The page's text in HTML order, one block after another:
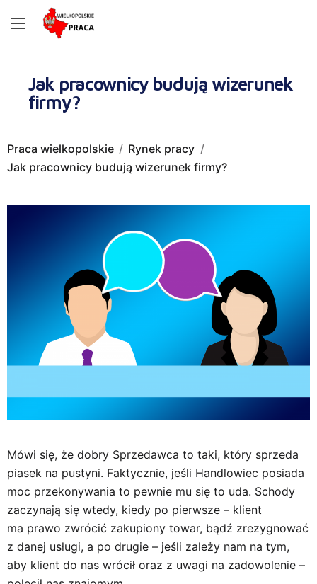
Jak pracownicy budują wizerunek
firmy?
Praca wielkopolskie
Rynek pracy
Jak pracownicy budują wizerunek firmy?
Mówi się, że dobry Sprzedawca to taki, który sprzeda
piasek na pustyni. Faktycznie, jeśli Handlowiec posiada
moc przekonywania to pewnie mu się to uda. Schody
zaczynają się wtedy, kiedy po pierwsze – klient
ma prawo zwrócić zakupiony towar, bądź zrezygnować
z danej usługi, a po drugie – jeśli zależy nam na tym,
aby klient do nas wrócił oraz z uwagi na zadowolenie –